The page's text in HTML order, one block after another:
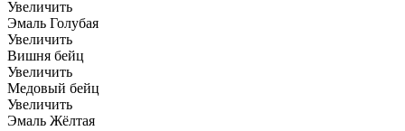
Увеличить
Эмаль Голубая
Увеличить
Вишня бейц
Увеличить
Медовый бейц
Увеличить
Эмаль Жёлтая